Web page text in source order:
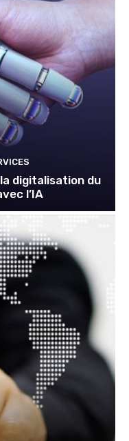
digitalisation du
l’IA